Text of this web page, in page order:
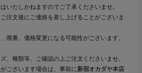
いたしかねますのでご了承くださいませ。
注文後にご連絡を差し上げることがございま
廃番、価格変更になる可能性がございます。
、種類等、ご確認の上ご注文くださいませ。
ございます場合は、事前に新宿オカダヤ本店